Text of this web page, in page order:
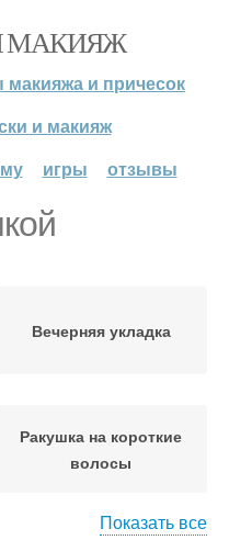
МАКИЯЖ
и причесок
и макияж
игры отзывы
Вечерняя укладка
Ракушка на короткие
волосы
Показать все